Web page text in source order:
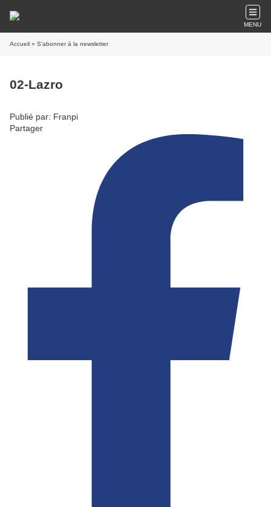
MENU
Accueil » S'abonner à la newsletter
02-Lazro
Publié par: Franpi
Partager